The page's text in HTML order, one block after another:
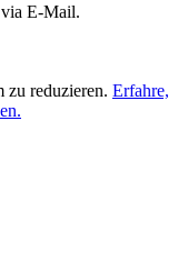
E-Mail.
zu reduzieren. Erfahre,